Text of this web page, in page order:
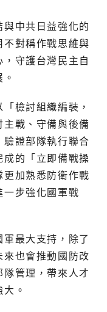
中共日益強化的
不對稱作戰思維與
守護台灣民主自
檢討組織編裝，
戰、守備與後備
證部隊執行聯合
的「立即備戰操
加熟悉防衛作戰
一步強化國軍戰
最大支持，除了
也會推動國防改
管理，帶來人才
。